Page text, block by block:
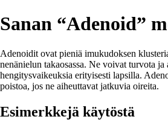
Sanan “Adenoid”
Adenoidit ovat pieniä imukudoksen
nenänielun takaosassa. Ne voivat turvota ja
hengitysvaikeuksia erityisesti lapsilla.
poistoa, jos ne aiheuttavat jatkuvia oireita.
Esimerkkejä käytöstä